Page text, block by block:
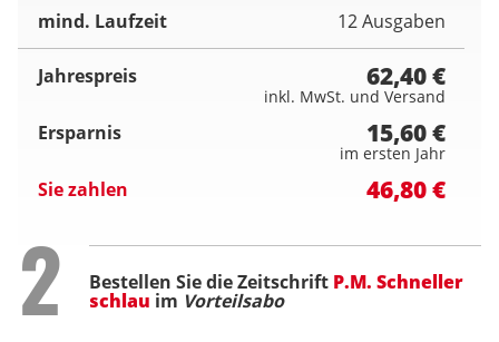
mind. Laufzeit
12 Ausgaben
Jahrespreis 62,40 €
inkl. MwSt. und Versand
Ersparnis 15,60 €
im ersten Jahr
Sie zahlen 46,80 €
Step
2 Bestellen Sie die Zeitschrift P.M. Schneller
schlau im Vorteilsabo